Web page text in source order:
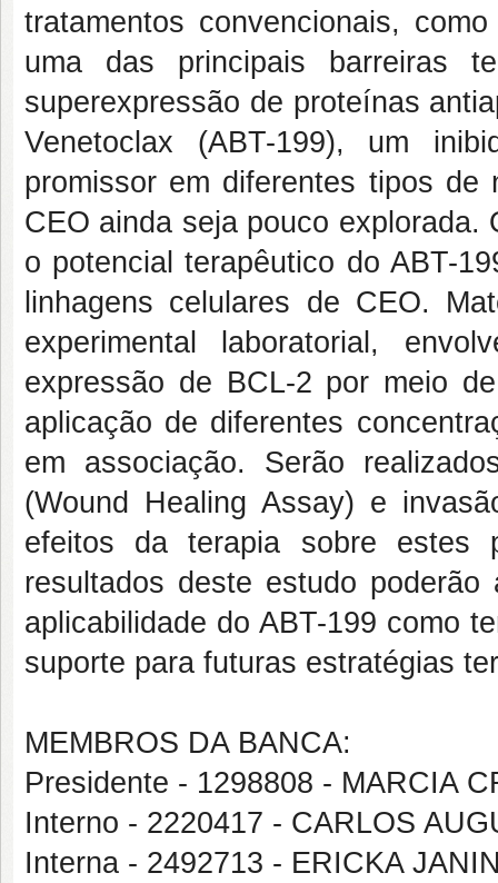
tratamentos convencionais,
uma das principais barreiras
superexpressão de proteínas
Venetoclax (ABT-199), um
promissor em diferentes tipos de
CEO ainda seja pouco
o potencial terapêutico do ABT-
linhagens celulares de CEO.
experimental laboratorial,
expressão de BCL-2 por meio
aplicação de diferentes
em associação. Serão
(Wound Healing Assay) e
efeitos da terapia sobre estes
resultados deste estudo
aplicabilidade do ABT-199 como
suporte para futuras estratégias
MEMBROS DA BANCA:
Presidente - 1298808 - MARCIA
Interno - 2220417 - CARLOS
Interna - 2492713 - ERICKA